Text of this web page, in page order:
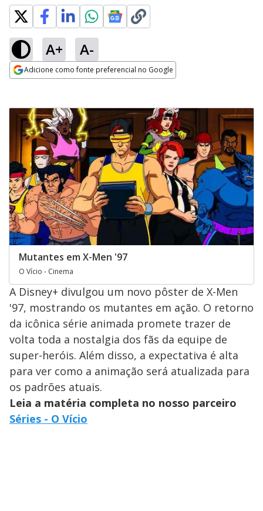
A+ A-
Adicione como fonte preferencial no Google
Mutantes em X-Men '97
O Vício - Cinema
A Disney+ divulgou um novo pôster de X-Men
'97, mostrando os mutantes em ação. O retorno
da icônica série animada promete trazer de
volta toda a nostalgia dos fãs da equipe de
super-heróis. Além disso, a expectativa é alta
para ver como a animação será atualizada para
os padrões atuais.
Leia a matéria completa no nosso parceiro
Séries - O Vício